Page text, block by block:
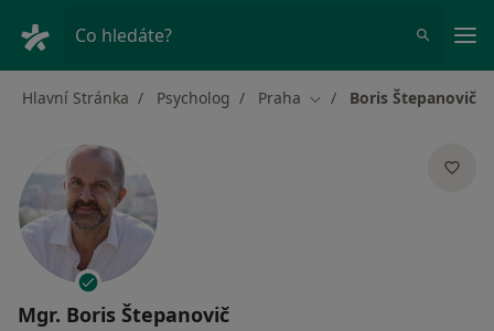
Co hledáte?
Hlavní Stránka Psycholog Praha Změna města
Boris Štepanovič
Mgr. Boris Štepanovič